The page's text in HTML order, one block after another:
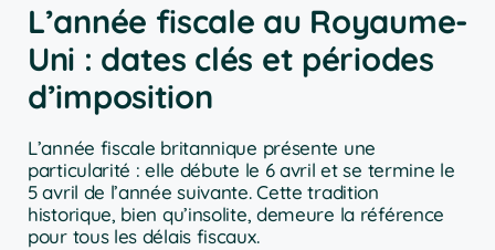
L’année fiscale au Royaume-
Uni : dates clés et périodes
d’imposition
L’année fiscale britannique présente une
particularité : elle débute le 6 avril et se termine le
5 avril de l’année suivante. Cette tradition
historique, bien qu’insolite, demeure la référence
pour tous les délais fiscaux.